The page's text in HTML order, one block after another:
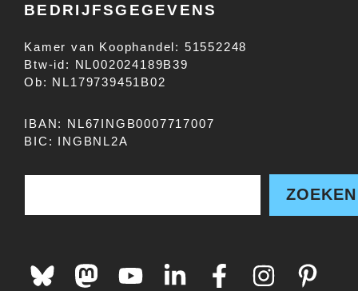
BEDRIJFSGEGEVENS
Kamer van Koophandel: 51552248
Btw-id: NL002024189B39
Ob: NL179739451B02
IBAN: NL67INGB0007717007
BIC: INGBNL2A
ZOEKEN